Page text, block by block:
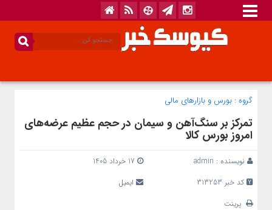
گروه : بورس و بازار‌های مالی
تمرکز بر سنگ‌آهن و سیمان در حجم عظیم عرضه‌های
امروز بورس کالا
نویسنده : admin
کد خبر 313253
ایمیل
پرینت